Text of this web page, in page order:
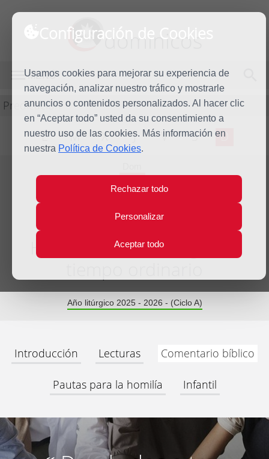
Configuración de Cookies
Usamos cookies para mejorar su experiencia de
navegación, analizar nuestro tráfico y mostrarle
anuncios o contenidos personalizados. Al hacer clic
en “Aceptar todo” usted da su consentimiento a
nuestro uso de las cookies. Más información en
nuestra Política de Cookies.
Rechazar todo
Personalizar
Aceptar todo
dominicos
MENÚ
Predicación
L M X J V S D
6
Sep
Homilía XXIII Domingo del
Año litúrgico 2025 - 2026 - (Ciclo A)
Introducción Lecturas Comentario bíblico
Pautas para la homilía Infantil